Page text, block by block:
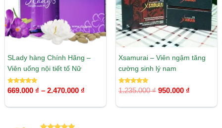
SLady hàng Chính Hãng –
Viên uống nội tiết tố Nữ
Được xếp
hạng
669.000 ₫ – 2.470.000 ₫
Xsamurai – Viên ngậm tăng
cường sinh lý nam
Được xếp
hạng
1.235.000₫ 950.000 ₫